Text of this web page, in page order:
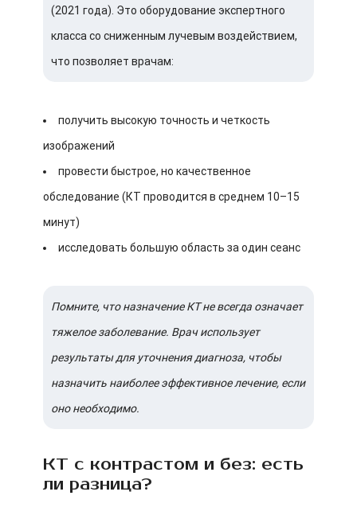
(2021 года). Это оборудование экспертного
класса со сниженным лучевым воздействием,
что позволяет врачам:
получить высокую точность и четкость
изображений
провести быстрое, но качественное
обследование (КТ проводится в среднем 10–15
минут)
исследовать большую область за один сеанс
Помните, что назначение КТ не всегда означает
тяжелое заболевание. Врач использует
результаты для уточнения диагноза, чтобы
назначить наиболее эффективное лечение, если
оно необходимо.
КТ с контрастом и без: есть
ли разница?